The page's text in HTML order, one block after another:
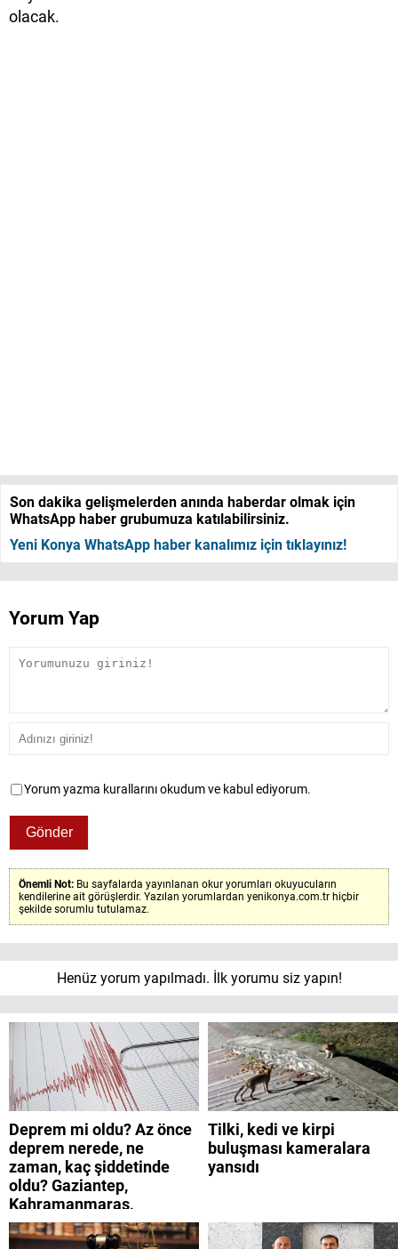
olacak.
Son dakika gelişmelerden anında haberdar olmak için
WhatsApp haber grubumuza katılabilirsiniz.
Yeni Konya WhatsApp haber kanalımız için tıklayınız!
Yorum Yap
Yorum yazma kurallarını okudum ve kabul ediyorum.
Önemli Not: Bu sayfalarda yayınlanan okur yorumları okuyucuların
kendilerine ait görüşlerdir. Yazılan yorumlardan yenikonya.com.tr hiçbir
şekilde sorumlu tutulamaz.
Henüz yorum yapılmadı. İlk yorumu siz yapın!
Deprem mi oldu? Az önce
deprem nerede, ne
zaman, kaç şiddetinde
oldu? Gaziantep,
Kahramanmaraş,
Adıyaman, Şanlıurfa,
Suriye, Kilis, Hatay,
Tilki, kedi ve kirpi
buluşması kameralara
yansıdı